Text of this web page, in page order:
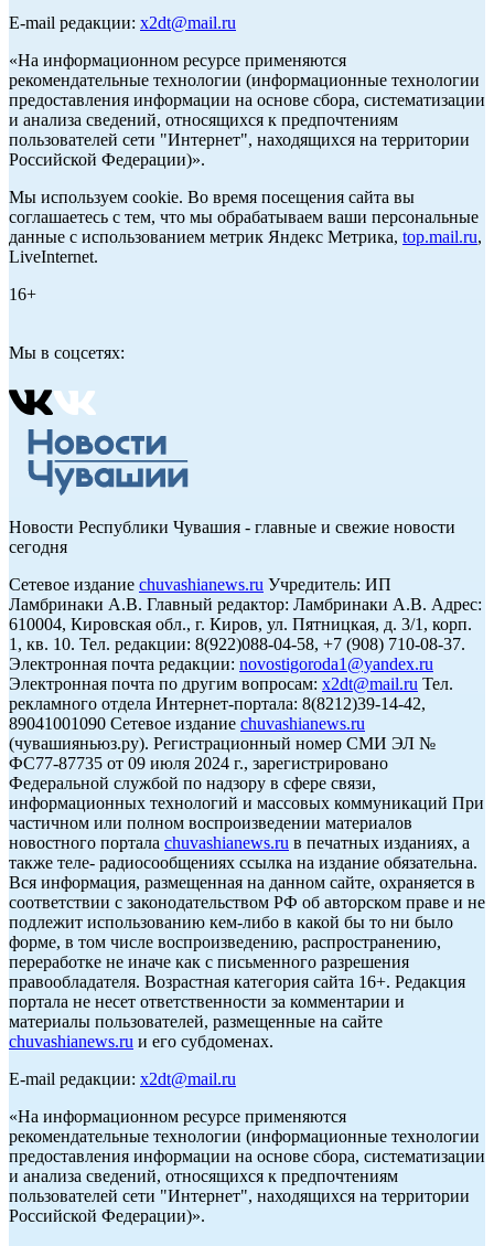
E-mail редакции: x2dt@mail.ru
«На информационном ресурсе применяются
рекомендательные технологии (информационные технологии
предоставления информации на основе сбора, систематизации
и анализа сведений, относящихся к предпочтениям
пользователей сети "Интернет", находящихся на территории
Российской Федерации)».
Мы используем cookie. Во время посещения сайта вы
соглашаетесь с тем, что мы обрабатываем ваши персональные
данные с использованием метрик Яндекс Метрика, top.mail.ru,
LiveInternet.
16+
Мы в соцсетях:
Новости Республики Чувашия - главные и свежие новости
сегодня
Сетевое издание chuvashianews.ru Учредитель: ИП
Ламбринаки А.В. Главный редактор: Ламбринаки А.В. Адрес:
610004, Кировская обл., г. Киров, ул. Пятницкая, д. 3/1, корп.
1, кв. 10. Тел. редакции: 8(922)088-04-58, +7 (908) 710-08-37.
Электронная почта редакции: novostigoroda1@yandex.ru
Электронная почта по другим вопросам: x2dt@mail.ru Тел.
рекламного отдела Интернет-портала: 8(8212)39-14-42,
89041001090 Сетевое издание chuvashianews.ru
(чувашияньюз.ру). Регистрационный номер СМИ ЭЛ №
ФС77-87735 от 09 июля 2024 г., зарегистрировано
Федеральной службой по надзору в сфере связи,
информационных технологий и массовых коммуникаций При
частичном или полном воспроизведении материалов
новостного портала chuvashianews.ru в печатных изданиях, а
также теле- радиосообщениях ссылка на издание обязательна.
Вся информация, размещенная на данном сайте, охраняется в
соответствии с законодательством РФ об авторском праве и не
подлежит использованию кем-либо в какой бы то ни было
форме, в том числе воспроизведению, распространению,
переработке не иначе как с письменного разрешения
правообладателя. Возрастная категория сайта 16+. Редакция
портала не несет ответственности за комментарии и
материалы пользователей, размещенные на сайте
chuvashianews.ru и его субдоменах.
E-mail редакции: x2dt@mail.ru
«На информационном ресурсе применяются
рекомендательные технологии (информационные технологии
предоставления информации на основе сбора, систематизации
и анализа сведений, относящихся к предпочтениям
пользователей сети "Интернет", находящихся на территории
Российской Федерации)».